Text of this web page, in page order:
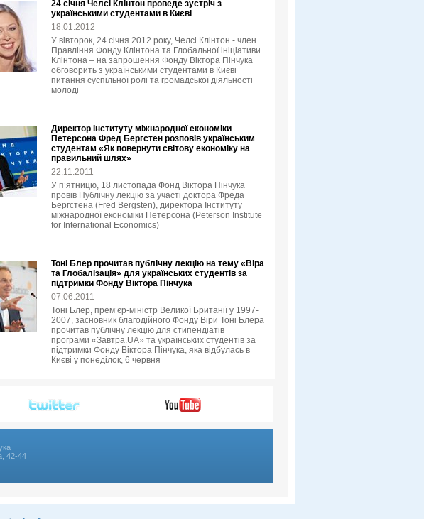
24 січня Челсі Клінтон проведе зустріч з
українськими студентами в Києві
18.01.2012
У вівторок, 24 січня 2012 року, Челсі Клінтон - член
Правління Фонду Клінтона та Глобальної ініціативи
Клінтона – на запрошення Фонду Віктора Пінчука
обговорить з українськими студентами в Києві
питання суспільної ролі та громадської діяльності
молоді
Директор Інституту міжнародної економіки
Петерсона Фред Бергстен розповів українським
студентам «Як повернути світову економіку на
правильний шлях»
22.11.2011
У п’ятницю, 18 листопада Фонд Віктора Пінчука
провів Публічну лекцію за участі доктора Фреда
Бергстена (Fred Bergsten), директора Інституту
міжнародної економіки Петерсона (Peterson Institute
for International Economics)
Тоні Блер прочитав публічну лекцію на тему «Віра
та Глобалізація» для українських студентів за
підтримки Фонду Віктора Пінчука
07.06.2011
Тоні Блер, прем’єр-міністр Великої Британії у 1997-
2007, засновник благодійного Фонду Віри Тоні Блера
прочитав публічну лекцію для стипендіатів
програми «Завтра.UA» та українських студентів за
підтримки Фонду Віктора Пінчука, яка відбулась в
Києві у понеділок, 6 червня
42-44